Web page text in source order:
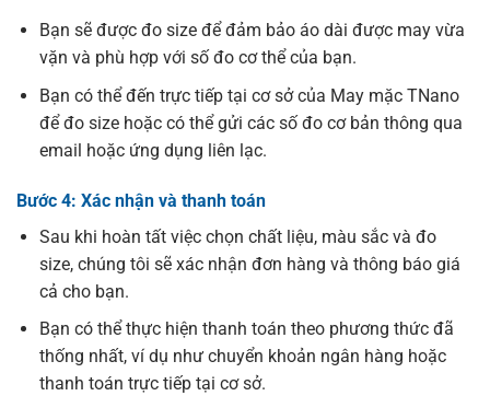
Bạn sẽ được đo size để đảm bảo áo dài được may vừa
vặn và phù hợp với số đo cơ thể của bạn.
Bạn có thể đến trực tiếp tại cơ sở của May mặc TNano
để đo size hoặc có thể gửi các số đo cơ bản thông qua
email hoặc ứng dụng liên lạc.
Bước 4: Xác nhận và thanh toán
Sau khi hoàn tất việc chọn chất liệu, màu sắc và đo
size, chúng tôi sẽ xác nhận đơn hàng và thông báo giá
cả cho bạn.
Bạn có thể thực hiện thanh toán theo phương thức đã
thống nhất, ví dụ như chuyển khoản ngân hàng hoặc
thanh toán trực tiếp tại cơ sở.